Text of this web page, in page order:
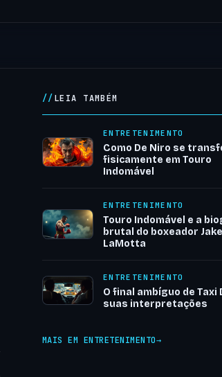
LEIA TAMBÉM
ENTRETENIMENTO
Como De Niro se
fisicamente em Touro
Indomável
ENTRETENIMENTO
Touro Indomável e a
brutal do boxeador Jake
LaMotta
ENTRETENIMENTO
O final ambíguo de Taxi
suas interpretações
MAIS EM ENTRETENIMENTO